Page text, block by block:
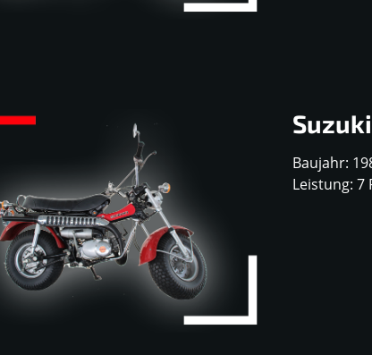
Baujahr:
Leistung: 7